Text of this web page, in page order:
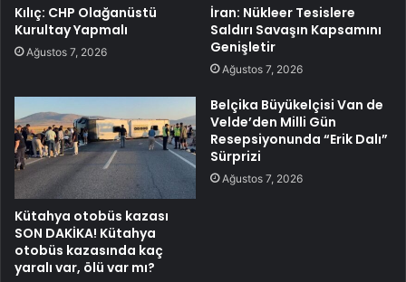
Kılıç: CHP Olağanüstü
Kurultay Yapmalı
Ağustos 7, 2026
İran: Nükleer Tesislere
Saldırı Savaşın Kapsamını
Genişletir
Ağustos 7, 2026
Kütahya otobüs kazası
SON DAKİKA! Kütahya
otobüs kazasında kaç
yaralı var, ölü var mı?
Belçika Büyükelçisi Van de
Velde’den Milli Gün
Resepsiyonunda “Erik Dalı”
Sürprizi
Ağustos 7, 2026